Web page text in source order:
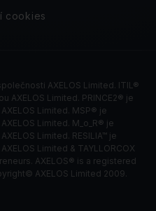
cookies
AXELOS Limited. ITIL®
AXELOS Limited. PRINCE2® je
Limited. MSP® je
Limited. M_o_R® je
Limited. RESILIA™ je
Limited & TAYLLORCOX
AXELOS® is a registered
AXELOS Limited 2009.